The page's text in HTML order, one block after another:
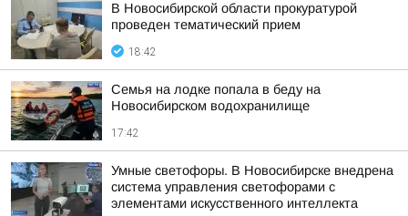
В Новосибирской области прокуратурой
проведен тематический прием
18:42
Семья на лодке попала в беду на
Новосибирском водохранилище
17:42
Умные светофоры. В Новосибирске внедрена
система управления светофорами с
элементами искусственного интеллекта